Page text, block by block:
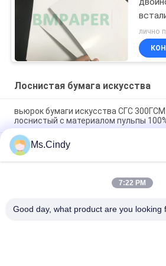
Лоснистая бумага искусства
вьюрок бумаги искусства СГС
лоснистый с материалом пульпы
ФСК аттестовал бумагу Ролльс
200гсм 250гсм 300гсм высокую
печатания струйную
бумага фотографии 190гсм 260гсм
Ms.Cindy
7:22 PM
Good day, what product are you looking